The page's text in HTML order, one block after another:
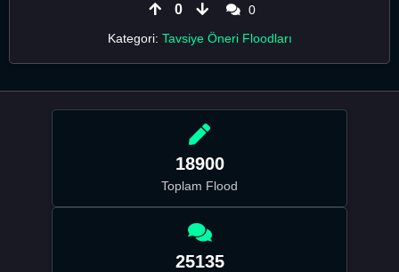
0
0
Kategori: Tavsiye Öneri Floodları
18900
Toplam Flood
25135